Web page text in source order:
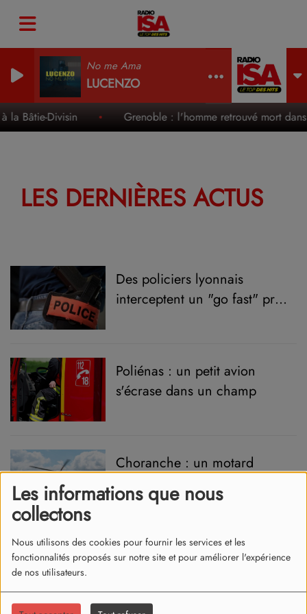
Les informations que nous
collectons
Nous utilisons des cookies pour fournir les services et les
fonctionnalités proposés sur notre site et pour améliorer l'expérience
de nos utilisateurs.
No me Ama
LUCENZO
Bâtie-Divisin Grenoble : l'homme retrouvé mort
LES DERNIÈRES ACTUS
Des policiers lyonnais
interceptent un "go fast" près
Poliénas : un petit avion
s'écrase dans un champ
Choranche : un motard
Accident mortel à Seyssinet-
conducteur condamné à de